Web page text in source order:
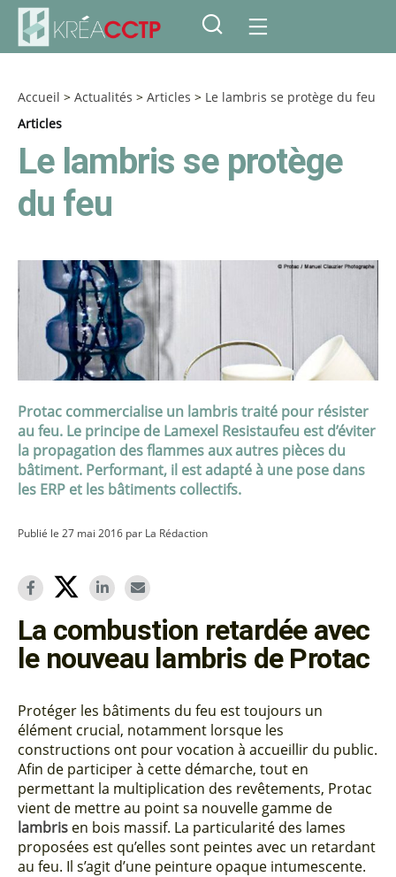
Accueil > Actualités > Articles > Le lambris se protège du feu
Articles
Le lambris se protège
du feu
Protac commercialise un lambris traité pour résister
au feu. Le principe de Lamexel Resistaufeu est d’éviter
la propagation des flammes aux autres pièces du
bâtiment. Performant, il est adapté à une pose dans
les ERP et les bâtiments collectifs.
Publié le 27 mai 2016 par La Rédaction
La combustion retardée avec
le nouveau lambris de Protac
Protéger les bâtiments du feu est toujours un
élément crucial, notamment lorsque les
constructions ont pour vocation à accueillir du public.
Afin de participer à cette démarche, tout en
permettant la multiplication des revêtements, Protac
vient de mettre au point sa nouvelle gamme de
lambris en bois massif. La particularité des lames
proposées est qu’elles sont peintes avec un retardant
au feu. Il s’agit d’une peinture opaque intumescente.